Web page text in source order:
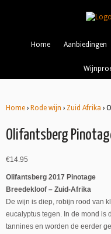
Home Aanbiedingen
Home › Rode wijn › Zuid Afrika ›
Olifantsberg
€14.95
Olifantsberg 2017 Pinotage
Breedekloof – Zuid-Afrika
De wijn is diep, robijn rood van
eucalyptus tegen. In de mond is
tannines en worden de eerder